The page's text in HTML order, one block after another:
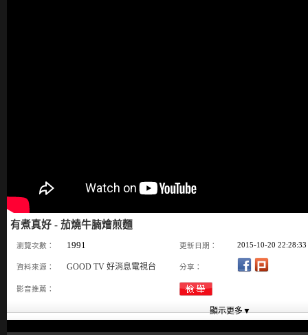
有煮真好 - 茄燒牛腩燴煎麵
瀏覽次數： 1991 更新日期： 2015-10-20 22:28:33
資料來源： GOOD TV 好消息電視台 分享：
影音推薦：